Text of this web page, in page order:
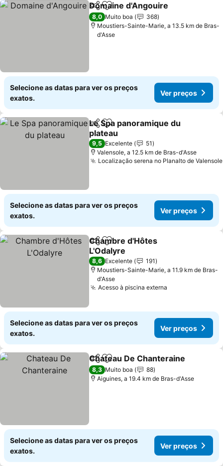
PartilharAdicionar aos favoritos
Domaine d'Angouire
8,0 Muito boa
368
Moustiers-Sainte-Marie, a 13.5 km de Bras-
d'Asse
Selecione as datas para ver os preços
exatos.
Ver preços
PartilharAdicionar aos favoritos
Le Spa panoramique du
plateau
Ver preços
9,5 Excelente
51
Valensole, a 12.5 km de Bras-d'Asse
Localização serena no Planalto de Valensole
Selecione as datas para ver os preços
exatos.
Ver preços
PartilharAdicionar aos favoritos
Chambre d'Hôtes
L'Odalyre
Ver preços
8,6 Excelente
191
Moustiers-Sainte-Marie, a 11.9 km de Bras-
d'Asse
Acesso à piscina externa
Selecione as datas para ver os preços
exatos.
Ver preços
PartilharAdicionar aos favoritos
Chateau De Chanteraine
8,3 Muito boa
88
Aiguines, a 19.4 km de Bras-d'Asse
Selecione as datas para ver os preços
exatos.
Ver preços